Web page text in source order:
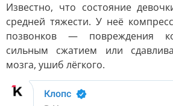
Известно, что состояние
средней тяжести. У неё
позвонков — повреждения
сильным сжатием или
мозга, ушиб лёгкого.